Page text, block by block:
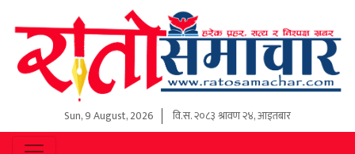
Sun, 9 August, 2026 वि.स.२०८३ श्रावण २४, आइतबार